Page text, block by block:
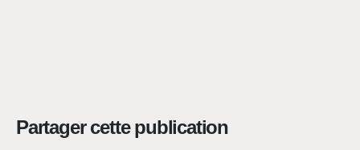
Partager cette publication